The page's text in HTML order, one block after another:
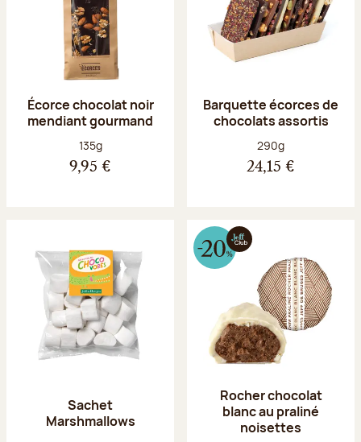
Écorce chocolat noir
mendiant gourmand
Poids net :
135g
9,95 €
Barquette écorces de
chocolats assortis
Poids net :
290g
24,15 €
Sachet
Marshmallows
Rocher chocolat
blanc au praliné
noisettes